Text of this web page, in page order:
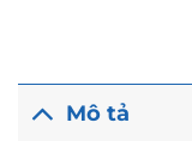
Mô tả